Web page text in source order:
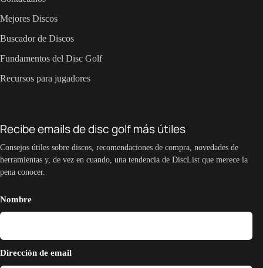
Mejores Discos
Buscador de Discos
Fundamentos del Disc Golf
Recursos para jugadores
Recibe emails de disc golf más útiles
Consejos útiles sobre discos, recomendaciones de compra, novedades de
herramientas y, de vez en cuando, una tendencia de DiscList que merece la
pena conocer.
Nombre
Dirección de email